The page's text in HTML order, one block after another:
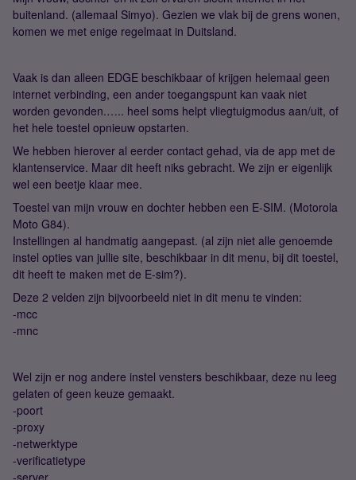
buitenland. (allemaal Simyo). Gezien we vlak bij de grens wonen,
komen we met enige regelmaat in Duitsland.
Vaak is dan alleen EDGE beschikbaar of krijgen helemaal geen
internet verbinding, een ander toegangspunt kan vaak niet
worden gevonden.….. heel soms helpt vliegtuigmodus aan/uit, of
het hele toestel opnieuw opstarten.
We hebben hierover al eerder contact gehad, via de app met de
klantenservice. Maar dit heeft niks gebracht. We zijn er eigenlijk
wel een beetje klaar mee.
Toestel van mijn vrouw en dochter hebben een E-SIM. (Motorola
Moto G84).
Instellingen al handmatig aangepast. (al zijn niet alle genoemde
instel opties van jullie site, beschikbaar in dit menu, bij dit toestel,
dit heeft te maken met de E-sim?).
Deze 2 velden zijn bijvoorbeeld niet in dit menu te vinden:
-mcc
-mnc
Wel zijn er nog andere instel vensters beschikbaar, deze nu leeg
gelaten of geen keuze gemaakt.
-poort
-proxy
-netwerktype
-verificatietype
-server